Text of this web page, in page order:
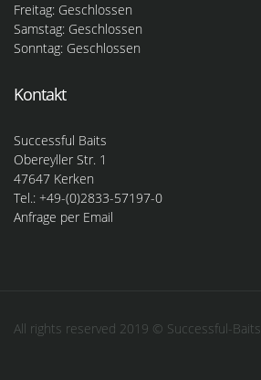
Freitag: Geschlossen
Samstag: Geschlossen
Sonntag: Geschlossen
Kontakt
Successful Baits
Obereyller Str. 1
47647 Kerken
Tel.: +49-(0)2833-57197-0
Anfrage per Email
All rights reserved 2019 © Successful-Baits